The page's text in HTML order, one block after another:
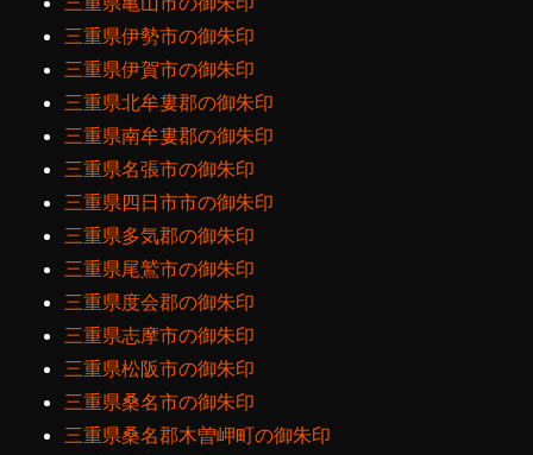
三重県伊勢市の御朱印
三重県伊賀市の御朱印
三重県北牟婁郡の御朱印
三重県南牟婁郡の御朱印
三重県名張市の御朱印
三重県四日市市の御朱印
三重県多気郡の御朱印
三重県尾鷲市の御朱印
三重県度会郡の御朱印
三重県志摩市の御朱印
三重県松阪市の御朱印
三重県桑名市の御朱印
三重県桑名郡木曽岬町の御朱印